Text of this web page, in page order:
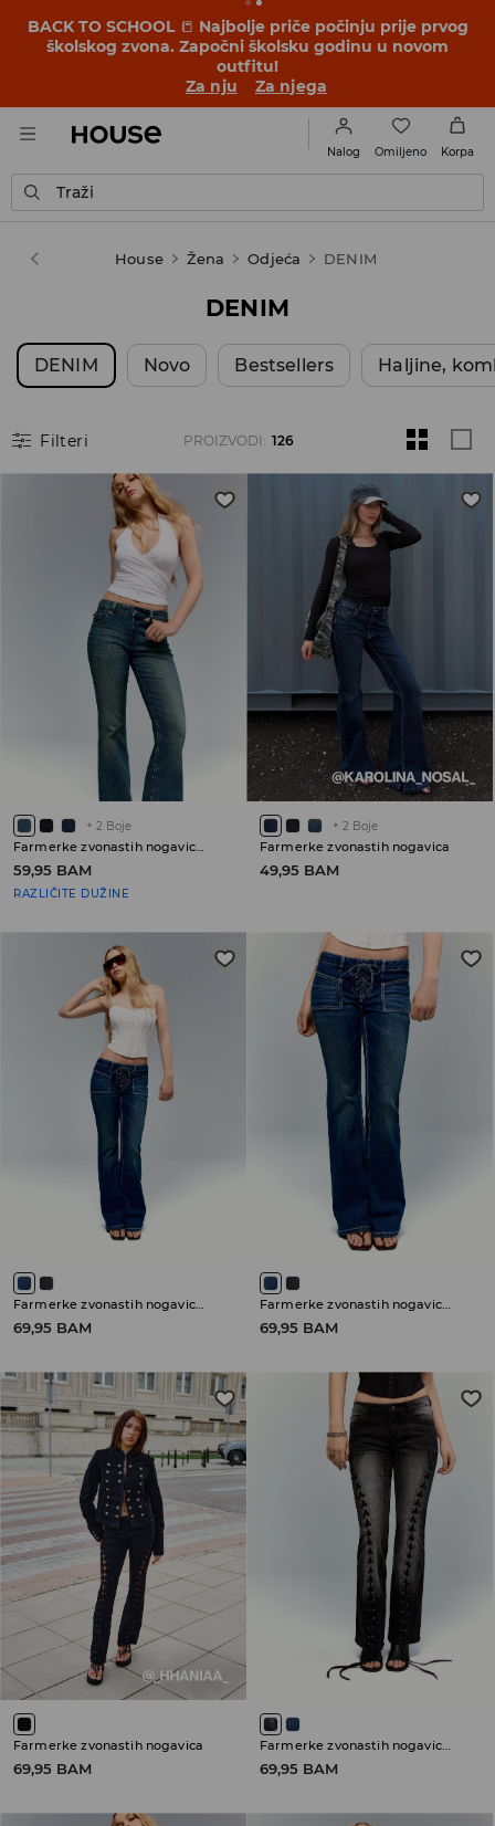
BACK TO SCHOOL 📒 Najbolje priče počinju prije prvog
školskog zvona. Započni školsku godinu u novom
outfitu!
Za nju
Za njega
Nalog Omiljeno Korpa
Traži
House Žena Odjeća DENIM
DENIM
DENIM Novo Bestsellers Haljine,
Filteri PROIZVODI : 126
+ 2 Boje
Farmerke zvonastih nogavica sa niskim strukom PETITE
59,95 BAM
RAZLIČITE DUŽINE
+ 2 Boje
Farmerke zvonastih nogavica
49,95 BAM
Farmerke zvonastih nogavica sa niskim strukom
69,95 BAM
Farmerke zvonastih nogavica sa niskim strukom
69,95 BAM
Farmerke zvonastih nogavica
69,95 BAM
Farmerke zvonastih nogavica sa niskim strukom
69,95 BAM